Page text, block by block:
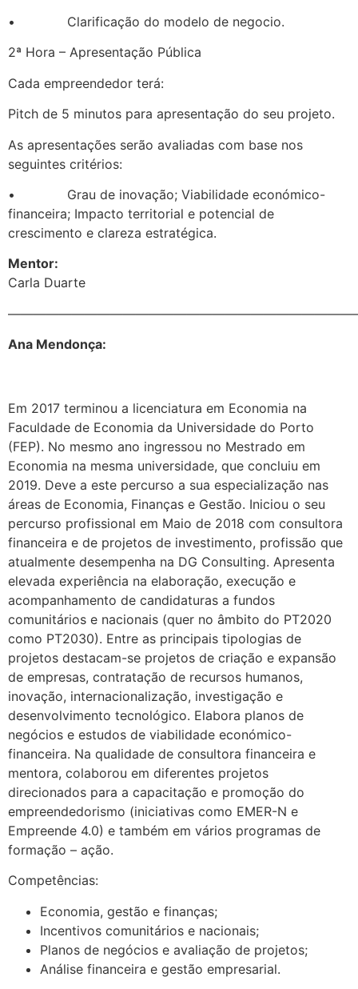
• Clarificação do modelo de negocio.
2ª Hora – Apresentação Pública
Cada empreendedor terá:
Pitch de 5 minutos para apresentação do seu projeto.
As apresentações serão avaliadas com base nos
seguintes critérios:
• Grau de inovação; Viabilidade económico-
financeira; Impacto territorial e potencial de
crescimento e clareza estratégica.
Mentor:
Carla Duarte
Ana Mendonça:
Em 2017 terminou a licenciatura em Economia na
Faculdade de Economia da Universidade do Porto
(FEP). No mesmo ano ingressou no Mestrado em
Economia na mesma universidade, que concluiu em
2019. Deve a este percurso a sua especialização nas
áreas de Economia, Finanças e Gestão. Iniciou o seu
percurso profissional em Maio de 2018 com consultora
financeira e de projetos de investimento, profissão que
atualmente desempenha na DG Consulting. Apresenta
elevada experiência na elaboração, execução e
acompanhamento de candidaturas a fundos
comunitários e nacionais (quer no âmbito do PT2020
como PT2030). Entre as principais tipologias de
projetos destacam-se projetos de criação e expansão
de empresas, contratação de recursos humanos,
inovação, internacionalização, investigação e
desenvolvimento tecnológico. Elabora planos de
negócios e estudos de viabilidade económico-
financeira. Na qualidade de consultora financeira e
mentora, colaborou em diferentes projetos
direcionados para a capacitação e promoção do
empreendedorismo (iniciativas como EMER-N e
Empreende 4.0) e também em vários programas de
formação – ação.
Competências:
Economia, gestão e finanças;
Incentivos comunitários e nacionais;
Planos de negócios e avaliação de projetos;
Análise financeira e gestão empresarial.